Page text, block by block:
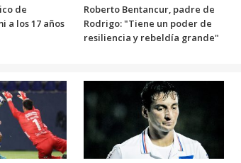
de
a los 17 años
Roberto Bentancur, padre de
Rodrigo: "Tiene un poder de
resiliencia y rebeldía grande"